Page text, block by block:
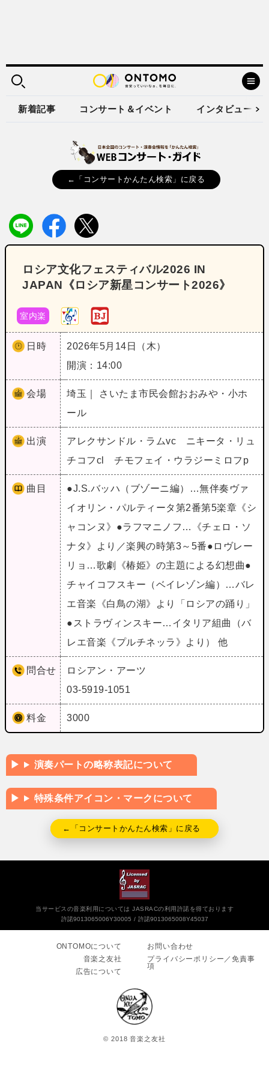
新着記事 コンサート＆イベント インタビュー
←「コンサートかんたん検索」に戻る
ロシア文化フェスティバル2026 IN
JAPAN《ロシア新星コンサート2026》
室内楽
日時
2026年5月14日（木）
開演：14:00
会場
埼玉｜ さいたま市民会館おおみや・小ホ
ール
出演
アレクサンドル・ラムvc ニキータ・リュ
チコフcl チモフェイ・ウラジーミロフp
曲目
●J.S.バッハ（ブゾーニ編）…無伴奏ヴァ
イオリン・パルティータ第2番第5楽章《シ
ャコンヌ》●ラフマニノフ…《チェロ・ソ
ナタ》より／楽興の時第3～5番●ロヴレー
リョ…歌劇《椿姫》の主題による幻想曲●
チャイコフスキー（ベイレゾン編）…バレ
エ音楽《白鳥の湖》より「ロシアの踊り」
●ストラヴィンスキー…イタリア組曲（バ
レエ音楽《プルチネッラ》より） 他
問合せ
ロシアン・アーツ
03-5919-1051
料金 3000
演奏パートの略称表記について
特殊条件アイコン・マークについて
←「コンサートかんたん検索」に戻る
当サービスの音楽利用については JASRACの利用許諾を得ております
許諾9013065006Y30005
許諾9013065008Y45037
ONTOMOについて
音楽之友社
広告について
お問い合わせ
プライバシーポリシー／免責事
項
© 2018 音楽之友社